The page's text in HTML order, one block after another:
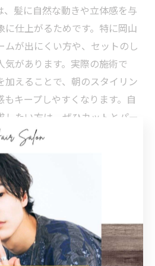
、髪に自然な動きや立体感を与
に仕上がるためです。特に岡山
ムが出にくい方や、セットのし
気があります。実際の施術で
加えることで、朝のスタイリン
キープしやすくなります。自
たい方は、ぜひカットとパー
ださい。
得られるサロンの選び方
ットを希望する場合、サロン選
は、トレンドヘアや人気スタイ
と。また、骨格や髪質を見極め
アフターケアのアドバイスが充
しましょう。具体的には、施術